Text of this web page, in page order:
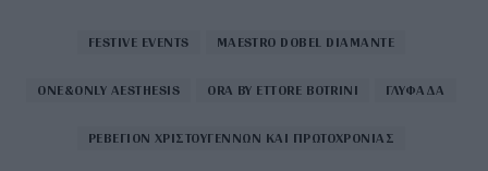
FESTIVE EVENTS MAESTRO DOBEL DIAMANTE
ONE&ONLY AESTHESIS ORA BY ETTORE BOTRINI ΓΛΥΦΑΔΑ
ΡΕΒΕΓΙΟΝ ΧΡΙΣΤΟΥΓΕΝΝΩΝ ΚΑΙ ΠΡΩΤΟΧΡΟΝΙΑΣ